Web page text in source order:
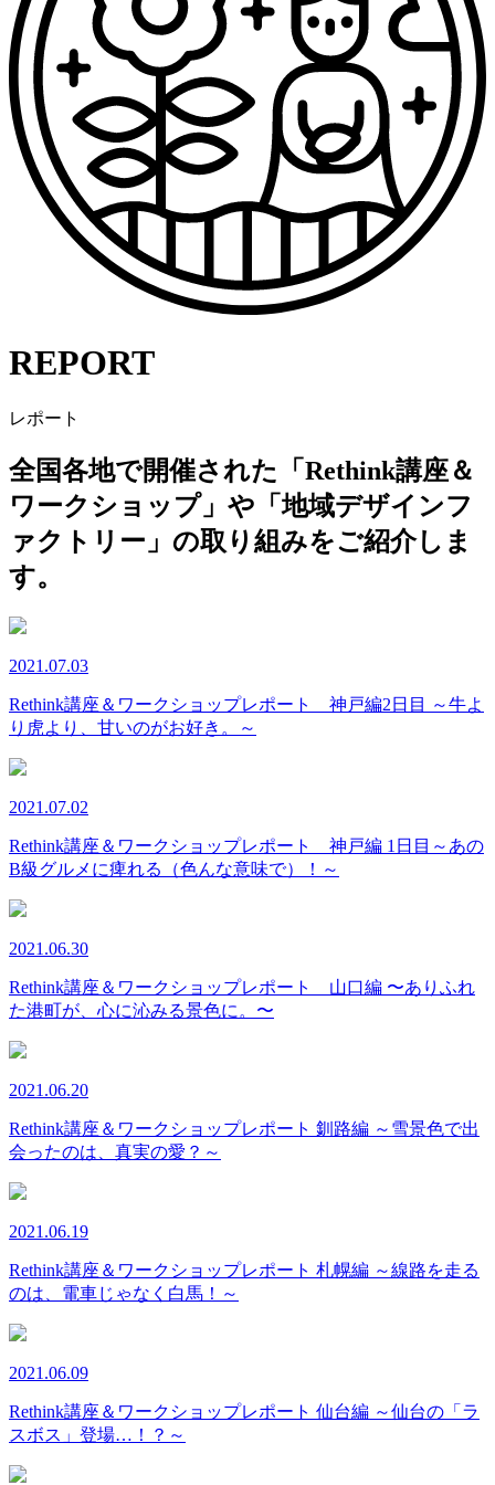
REPORT
レポート
全国各地で開催された「Rethink講座＆
ワークショップ」や「地域デザインフ
ァクトリー」の取り組みをご紹介しま
す。
2021.07.03
Rethink講座＆ワークショップレポート 神戸編2日目 ～牛よ
り虎より、甘いのがお好き。～
2021.07.02
Rethink講座＆ワークショップレポート 神戸編 1日目～あの
B級グルメに痺れる（色んな意味で）！～
2021.06.30
Rethink講座＆ワークショップレポート 山口編 〜ありふれ
た港町が、心に沁みる景色に。〜
2021.06.20
Rethink講座＆ワークショップレポート 釧路編 ～雪景色で出
会ったのは、真実の愛？～
2021.06.19
Rethink講座＆ワークショップレポート 札幌編 ～線路を走る
のは、電車じゃなく白馬！～
2021.06.09
Rethink講座＆ワークショップレポート 仙台編 ～仙台の「ラ
スボス」登場…！？～